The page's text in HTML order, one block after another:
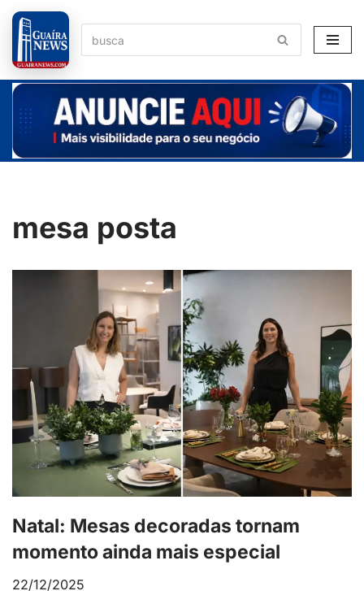
Pular
para
o
conteúdo
mesa posta
Natal: Mesas decoradas tornam
momento ainda mais especial
22/12/2025